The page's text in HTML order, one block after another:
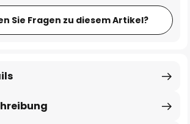
Sie Fragen zu diesem Artikel?